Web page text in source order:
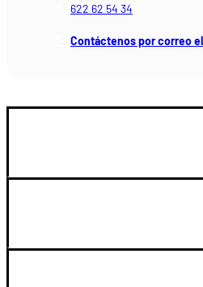
622 62 54 34
Contáctenos por correo